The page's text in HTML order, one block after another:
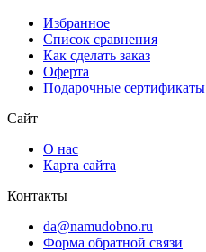
Избранное
Список сравнения
Как сделать заказ
Оферта
Подарочные сертификаты
Сайт
О нас
Карта сайта
Контакты
da@namudobno.ru
Форма обратной связи